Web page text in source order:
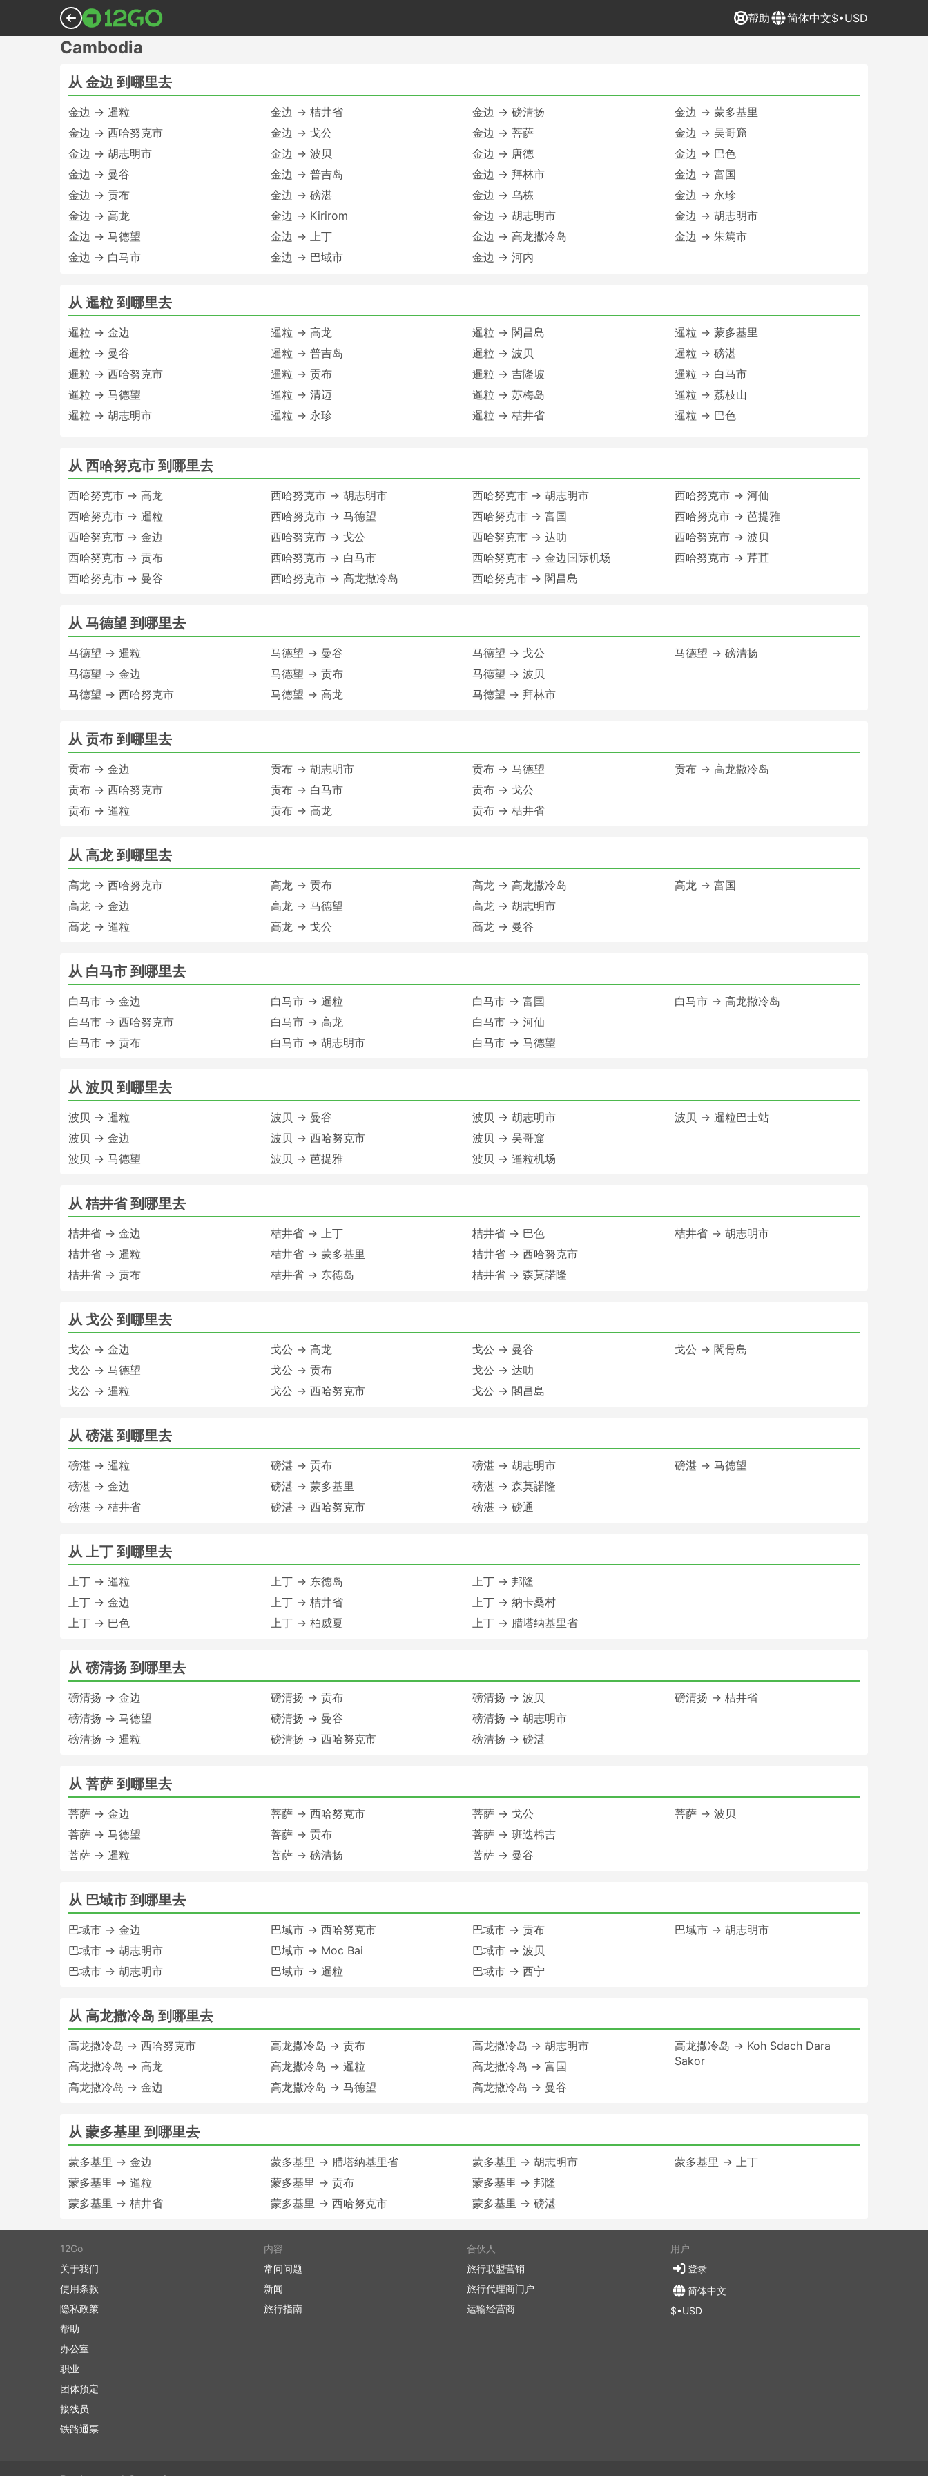
帮助 简体中文$•USD
Cambodia
从 金边 到哪里去
金边 → 暹粒
金边 → 西哈努克市
金边 → 胡志明市
金边 → 曼谷
金边 → 贡布
金边 → 高龙
金边 → 马德望
金边 → 白马市
金边 → 桔井省
金边 → 戈公
金边 → 波贝
金边 → 普吉岛
金边 → 磅湛
金边 → Kirirom
金边 → 上丁
金边 → 巴域市
金边 → 磅清扬
金边 → 菩萨
金边 → 唐德
金边 → 拜林市
金边 → 乌栋
金边 → 胡志明市
金边 → 高龙撒冷岛
金边 → 河内
金边 → 蒙多基里
金边 → 吴哥窟
金边 → 巴色
金边 → 富国
金边 → 永珍
金边 → 胡志明市
金边 → 朱篤市
从 暹粒 到哪里去
暹粒 → 金边
暹粒 → 曼谷
暹粒 → 西哈努克市
暹粒 → 马德望
暹粒 → 胡志明市
暹粒 → 高龙
暹粒 → 普吉岛
暹粒 → 贡布
暹粒 → 清迈
暹粒 → 永珍
暹粒 → 閣昌島
暹粒 → 波贝
暹粒 → 吉隆坡
暹粒 → 苏梅岛
暹粒 → 桔井省
暹粒 → 蒙多基里
暹粒 → 磅湛
暹粒 → 白马市
暹粒 → 荔枝山
暹粒 → 巴色
从 西哈努克市 到哪里去
西哈努克市 → 高龙
西哈努克市 → 暹粒
西哈努克市 → 金边
西哈努克市 → 贡布
西哈努克市 → 曼谷
西哈努克市 → 胡志明市
西哈努克市 → 马德望
西哈努克市 → 戈公
西哈努克市 → 白马市
西哈努克市 → 高龙撒冷岛
西哈努克市 → 胡志明市
西哈努克市 → 富国
西哈努克市 → 达叻
西哈努克市 → 金边国际机场
西哈努克市 → 閣昌島
西哈努克市 → 河仙
西哈努克市 → 芭提雅
西哈努克市 → 波贝
西哈努克市 → 芹苴
从 马德望 到哪里去
马德望 → 暹粒
马德望 → 金边
马德望 → 西哈努克市
马德望 → 曼谷
马德望 → 贡布
马德望 → 高龙
马德望 → 戈公
马德望 → 波贝
马德望 → 拜林市
马德望 → 磅清扬
从 贡布 到哪里去
贡布 → 金边
贡布 → 西哈努克市
贡布 → 暹粒
贡布 → 胡志明市
贡布 → 白马市
贡布 → 高龙
贡布 → 马德望
贡布 → 戈公
贡布 → 桔井省
贡布 → 高龙撒冷岛
从 高龙 到哪里去
高龙 → 西哈努克市
高龙 → 金边
高龙 → 暹粒
高龙 → 贡布
高龙 → 马德望
高龙 → 戈公
高龙 → 高龙撒冷岛
高龙 → 胡志明市
高龙 → 曼谷
高龙 → 富国
从 白马市 到哪里去
白马市 → 金边
白马市 → 西哈努克市
白马市 → 贡布
白马市 → 暹粒
白马市 → 高龙
白马市 → 胡志明市
白马市 → 富国
白马市 → 河仙
白马市 → 马德望
白马市 → 高龙撒冷岛
从 波贝 到哪里去
波贝 → 暹粒
波贝 → 金边
波贝 → 马德望
波贝 → 曼谷
波贝 → 西哈努克市
波贝 → 芭提雅
波贝 → 胡志明市
波贝 → 吴哥窟
波贝 → 暹粒机场
波贝 → 暹粒巴士站
从 桔井省 到哪里去
桔井省 → 金边
桔井省 → 暹粒
桔井省 → 贡布
桔井省 → 上丁
桔井省 → 蒙多基里
桔井省 → 东德岛
桔井省 → 巴色
桔井省 → 西哈努克市
桔井省 → 森莫諾隆
桔井省 → 胡志明市
从 戈公 到哪里去
戈公 → 金边
戈公 → 马德望
戈公 → 暹粒
戈公 → 高龙
戈公 → 贡布
戈公 → 西哈努克市
戈公 → 曼谷
戈公 → 达叻
戈公 → 閣昌島
戈公 → 閣骨島
从 磅湛 到哪里去
磅湛 → 暹粒
磅湛 → 金边
磅湛 → 桔井省
磅湛 → 贡布
磅湛 → 蒙多基里
磅湛 → 西哈努克市
磅湛 → 胡志明市
磅湛 → 森莫諾隆
磅湛 → 磅通
磅湛 → 马德望
从 上丁 到哪里去
上丁 → 暹粒
上丁 → 金边
上丁 → 巴色
上丁 → 东德岛
上丁 → 桔井省
上丁 → 柏威夏
上丁 → 邦隆
上丁 → 納卡桑村
上丁 → 腊塔纳基里省
从 磅清扬 到哪里去
磅清扬 → 金边
磅清扬 → 马德望
磅清扬 → 暹粒
磅清扬 → 贡布
磅清扬 → 曼谷
磅清扬 → 西哈努克市
磅清扬 → 波贝
磅清扬 → 胡志明市
磅清扬 → 磅湛
磅清扬 → 桔井省
从 菩萨 到哪里去
菩萨 → 金边
菩萨 → 马德望
菩萨 → 暹粒
菩萨 → 西哈努克市
菩萨 → 贡布
菩萨 → 磅清扬
菩萨 → 戈公
菩萨 → 班迭棉吉
菩萨 → 曼谷
菩萨 → 波贝
从 巴域市 到哪里去
巴域市 → 金边
巴域市 → 胡志明市
巴域市 → 胡志明市
巴域市 → 西哈努克市
巴域市 → Moc Bai
巴域市 → 暹粒
巴域市 → 贡布
巴域市 → 波贝
巴域市 → 西宁
巴域市 → 胡志明市
从 高龙撒冷岛 到哪里去
高龙撒冷岛 → 西哈努克市
高龙撒冷岛 → 高龙
高龙撒冷岛 → 金边
高龙撒冷岛 → 贡布
高龙撒冷岛 → 暹粒
高龙撒冷岛 → 马德望
高龙撒冷岛 → 胡志明市
高龙撒冷岛 → 富国
高龙撒冷岛 → 曼谷
高龙撒冷岛 → Koh Sdach Dara
Sakor
从 蒙多基里 到哪里去
蒙多基里 → 金边
蒙多基里 → 暹粒
蒙多基里 → 桔井省
蒙多基里 → 腊塔纳基里省
蒙多基里 → 贡布
蒙多基里 → 西哈努克市
蒙多基里 → 胡志明市
蒙多基里 → 邦隆
蒙多基里 → 磅湛
蒙多基里 → 上丁
12Go
关于我们
使用条款
隐私政策
帮助
办公室
职业
团体预定
接线员
铁路通票
内容
常问问题
新闻
旅行指南
合伙人
旅行联盟营销
旅行代理商门户
运输经营商
用户
登录
简体中文
$•USD